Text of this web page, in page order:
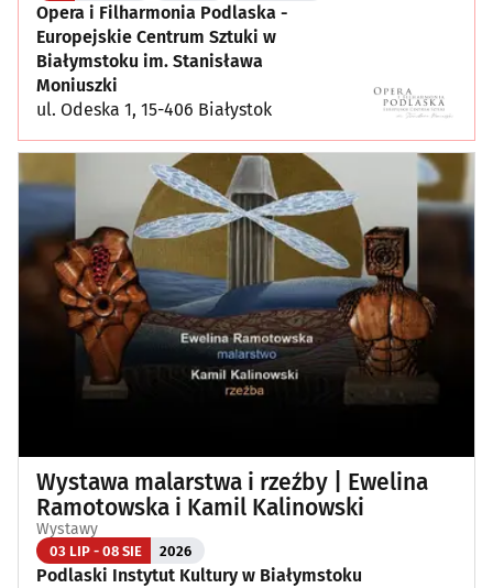
Opera i Filharmonia Podlaska -
Europejskie Centrum Sztuki w
Białymstoku im. Stanisława
Moniuszki
ul. Odeska 1, 15-406 Białystok
Wystawa malarstwa i rzeźby | Ewelina
Ramotowska i Kamil Kalinowski
Wystawy
03 LIP - 08 SIE 2026
Podlaski Instytut Kultury w Białymstoku